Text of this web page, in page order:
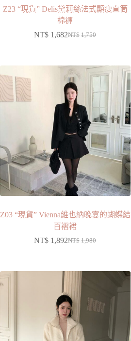
Z23 “現貨” Delis黛莉絲法式顯瘦直筒
棉褲
NT$ 1,750
NT$ 1,682
Z03 “現貨” Vienna維也納晚宴的蝴蝶結
百褶裙
NT$ 1,980
NT$ 1,892